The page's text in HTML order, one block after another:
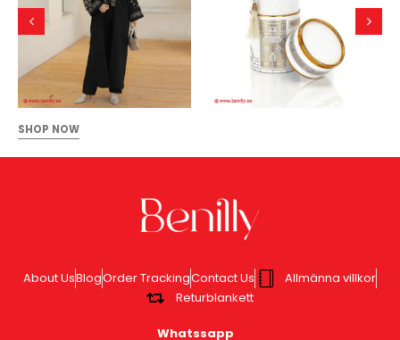
SHOP NOW
About UsBlogOrder TrackingContact Us
Allmänna villkor
Returblankett
Whatssapp